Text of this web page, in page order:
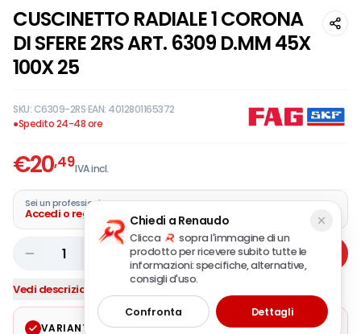
CUSCINETTO RADIALE 1 CORONA
DI SFERE 2RS ART. 6309 D.MM 45X
100X 25
SKU:C6309-2RS·EAN: 4012801165372
●Spedito 24-48 ore
€20,49IVA incl.
Sei un professionista?
Accedi o registra la tua azienda
1 Aggiungi
Vedi descrizione completa
VARIANTE SELEZIONATA Modifica
Chiedi a Renaudo
Clicca
sopra l'immagine di un
prodotto per ricevere subito tutte le
informazioni: specifiche, alternative,
consigli d'uso.
Confronta Dettagli